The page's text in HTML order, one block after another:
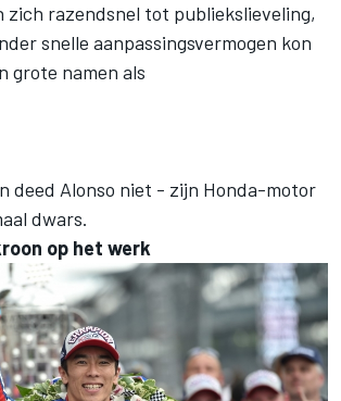
zich razendsnel tot publiekslieveling,
snelle aanpassingsvermogen kon
grote namen als
deed Alonso niet - zijn Honda-motor
dwars.
op het werk